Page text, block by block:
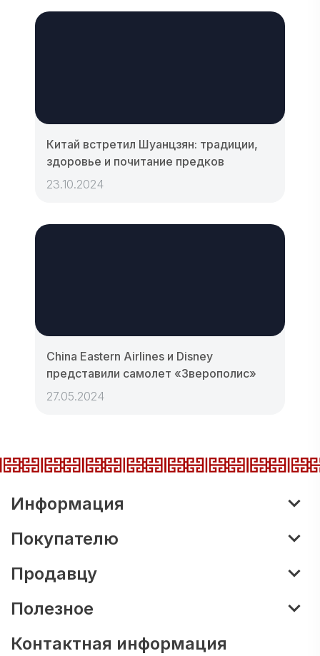
Китай встретил Шуанцзян: традиции,
здоровье и почитание предков
23.10.2024
China Eastern Airlines и Disney
представили самолет «Зверополис»
27.05.2024
Информация
Покупателю
Продавцу
Полезное
Контактная информация